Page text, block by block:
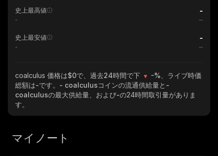
史上最高値 -
-
史上最安値 -
-
coalculus 価格は$0で、過去24時間で下 -% 、ライブ時価
総額は-です。 - coalculusコインの流通供給量と -
coalculusの最大供給量、および-の24時間取引量がありま
す。
マイノート